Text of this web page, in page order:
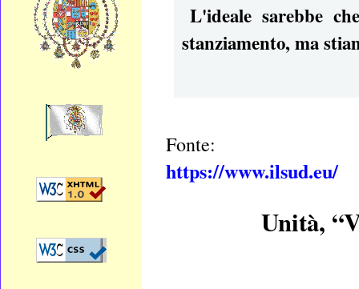
L'ideale sarebbe
stanziamento, ma
Fonte:
https://www.ilsud.eu/
Unità,